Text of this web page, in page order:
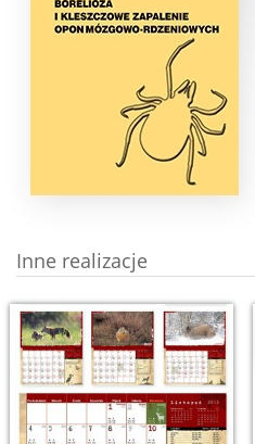
Inne realizacje